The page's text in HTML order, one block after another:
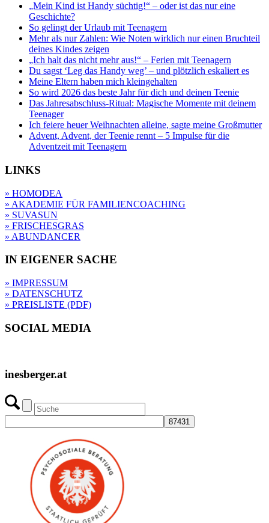
„Mein Kind ist Handy süchtig!“ – oder ist das nur eine
Geschichte?
So gelingt der Urlaub mit Teenagern
Mehr als nur Zahlen: Wie Noten wirklich nur einen Bruchteil
deines Kindes zeigen
„Ich halt das nicht mehr aus!“ – Ferien mit Teenagern
Du sagst ‘Leg das Handy weg’ – und plötzlich eskaliert es
Meine Eltern haben mich kleingehalten
So wird 2026 das beste Jahr für dich und deinen Teenie
Das Jahresabschluss-Ritual: Magische Momente mit deinem
Teenager
Ich feiere heuer Weihnachten alleine, sagte meine Großmutter
Advent, Advent, der Teenie rennt – 5 Impulse für die
Adventzeit mit Teenagern
LINKS
» HOMODEA
» AKADEMIE FÜR FAMILIENCOACHING
» SUVASUN
» FRISCHESGRAS
» ABUNDANCER
IN EIGENER SACHE
» IMPRESSUM
» DATENSCHUTZ
» PREISLISTE (PDF)
SOCIAL MEDIA
inesberger.at